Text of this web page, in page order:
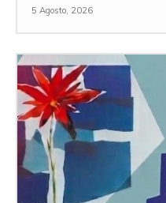
5 Agosto, 2026